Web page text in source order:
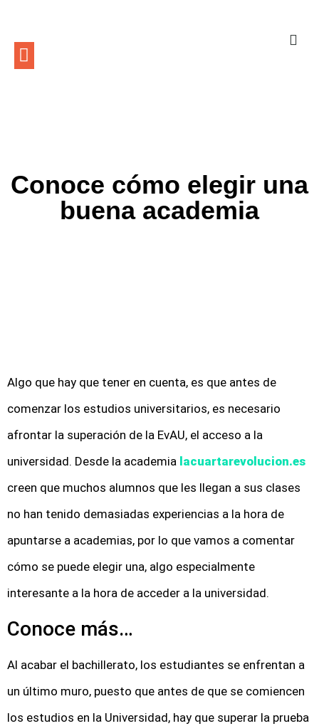
Conoce cómo elegir una
buena academia
Algo que hay que tener en cuenta, es que antes de
comenzar los estudios universitarios, es necesario
afrontar la superación de la EvAU, el acceso a la
universidad. Desde la academia lacuartarevolucion.es
creen que muchos alumnos que les llegan a sus clases
no han tenido demasiadas experiencias a la hora de
apuntarse a academias, por lo que vamos a comentar
cómo se puede elegir una, algo especialmente
interesante a la hora de acceder a la universidad.
Conoce más…
Al acabar el bachillerato, los estudiantes se enfrentan a
un último muro, puesto que antes de que se comiencen
los estudios en la Universidad, hay que superar la prueba